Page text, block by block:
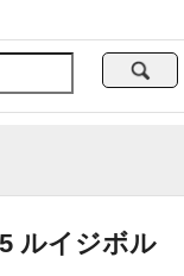
ルイジボル